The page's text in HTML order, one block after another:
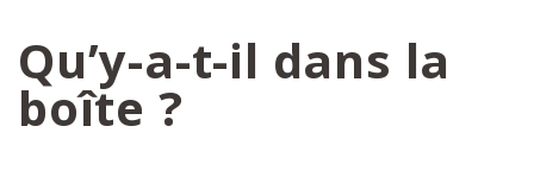
Qu’y-a-t-il dans la
boîte ?